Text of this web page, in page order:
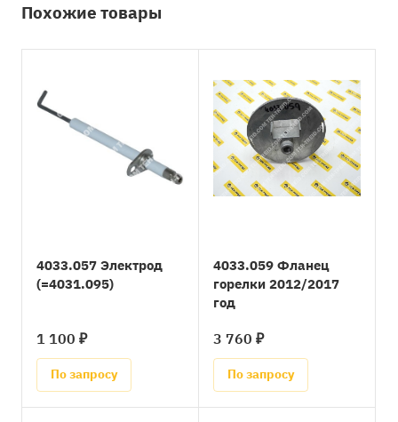
Похожие товары
4033.057 Электрод
(=4031.095)
1 100 ₽
По запросу
4033.059 Фланец
горелки 2012/2017
год
3 760 ₽
По запросу